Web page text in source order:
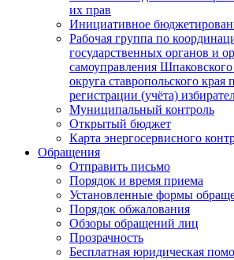
их прав
Инициативное
Рабочая группа по
государственных органов и
самоуправления
округа ставропольского
регистрации (учёта)
Муниципальный контроль
Открытый бюджет
Карта энергосервисного
Обращения
Отправить письмо
Порядок и время приема
Установленные формы
Порядок обжалования
Обзоры обращений лиц
Прозрачность
Бесплатная юридическая